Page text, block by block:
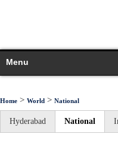
Menu
Home > World > National
Hyderabad National